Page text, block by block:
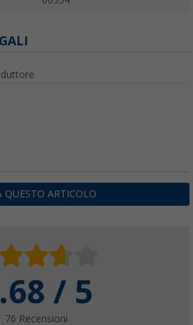
QUESTO ARTICOLO
/ 5
76 Recensioni